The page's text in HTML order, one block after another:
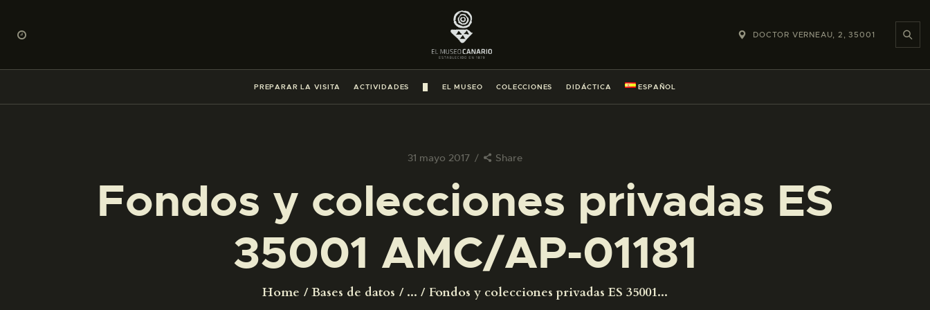
DOCTOR VERNEAU, 2, 35001
PREPARAR LA VISITA ACTIVIDADES EL MUSEO COLECCIONES DIDÁCTICA ESPAÑOL
31 mayo 2017 Share
Fondos y colecciones privadas ES
35001 AMC/AP-01181
Home Bases de datos ... Fondos y colecciones privadas ES 35001...
PREPARAR LA VISITA
ACTIVIDADES
█
COLECCIONES
DIDÁCTICA
ESPAÑOL